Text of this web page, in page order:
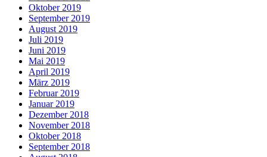
Oktober 2019
September 2019
August 2019
Juli 2019
Juni 2019
Mai 2019
April 2019
März 2019
Februar 2019
Januar 2019
Dezember 2018
November 2018
Oktober 2018
September 2018